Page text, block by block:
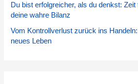
c
Du bist erfolgreicher, als du denkst:
deine wahre Bilanz
Vom Kontrollverlust zurück ins
neues Leben